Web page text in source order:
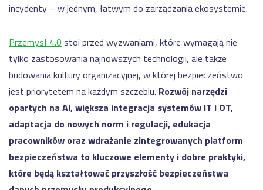
incydenty – w jednym, łatwym do zarządzania ekosystemie.
Przemysł 4.0 stoi przed wyzwaniami, które wymagają nie
tylko zastosowania najnowszych technologii, ale także
budowania kultury organizacyjnej, w której bezpieczeństwo
jest priorytetem na każdym szczeblu. Rozwój narzędzi
opartych na AI, większa integracja systemów IT i OT,
adaptacja do nowych norm i regulacji, edukacja
pracowników oraz wdrażanie zintegrowanych platform
bezpieczeństwa to kluczowe elementy i dobre praktyki,
które będą kształtować przyszłość bezpieczeństwa